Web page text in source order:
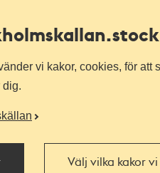
vi kakor, cookies, för
dig.
Välj vilka kakor